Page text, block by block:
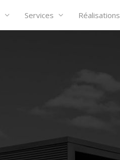
Services Réalisations